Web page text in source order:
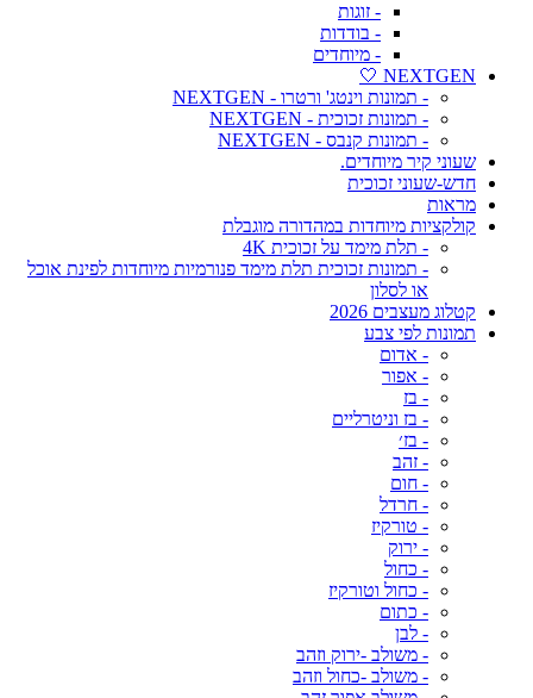
- זוגות
- בודדות
- מיוחדים
NEXTGEN 🤍
- תמונות וינטג' ורטרו - NEXTGEN
- תמונות זכוכית - NEXTGEN
- תמונות קנבס - NEXTGEN
שעוני קיר מיוחדים.
חדש-שעוני זכוכית
מראות
קולקציות מיוחדות במהדורה מוגבלת
- תלת מימד על זכוכית 4K
- תמונות זכוכית תלת מימד פנורמיות מיוחדות לפינת אוכל
או לסלון
קטלוג מעצבים 2026
תמונות לפי צבע
- אדום
- אפור
- בז
- בז וניטרליים
- בז׳
- זהב
- חום
- חרדל
- טורקיז
- ירוק
- כחול
- כחול וטורקיז
- כתום
- לבן
- משולב -ירוק וזהב
- משולב -כחול וזהב